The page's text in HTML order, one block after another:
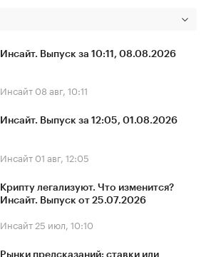
Инсайт. Выпуск за 10:11, 08.08.2026
Инсайт 08 авг, 10:11
Инсайт. Выпуск за 12:05, 01.08.2026
Инсайт 01 авг, 12:05
Крипту легализуют. Что изменится?
Инсайт. Выпуск от 25.07.2026
Инсайт 25 июл, 10:10
Рынки предсказаний: ставки или